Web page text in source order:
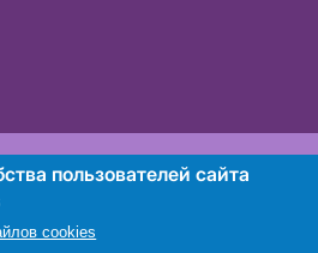
пользователей сайта
cookies